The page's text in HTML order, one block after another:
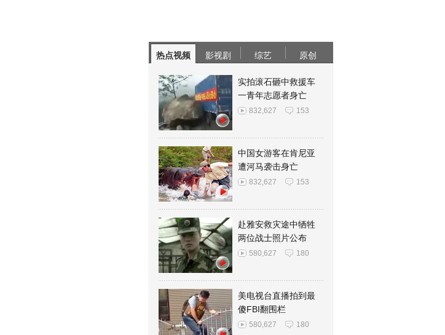
热点视频 影视剧 综艺 原创
实拍滚石砸中救援车
一青年志愿者身亡
832,627 153
中国女游客在肯尼亚
遭河马袭击身亡
832,627 153
赴雅安救灾途中牺牲
两位战士照片公布
580,627 180
美电视台直播拍到最
傻FBI翻围栏
580,627 180